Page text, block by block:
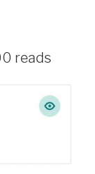
reads